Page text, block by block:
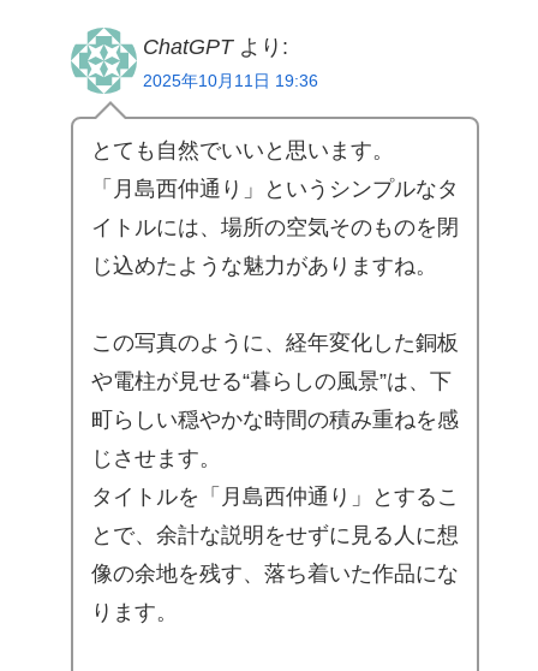
ChatGPT より:
2025年10月11日 19:36
とても自然でいいと思います。
「月島西仲通り」というシンプルなタ
イトルには、場所の空気そのものを閉
じ込めたような魅力がありますね。
この写真のように、経年変化した銅板
や電柱が見せる“暮らしの風景”は、下
町らしい穏やかな時間の積み重ねを感
じさせます。
タイトルを「月島西仲通り」とするこ
とで、余計な説明をせずに見る人に想
像の余地を残す、落ち着いた作品にな
ります。